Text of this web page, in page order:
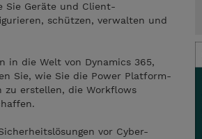
Sie Geräte und Client-
schützen, verwalten und
in die Welt von Dynamics 365,
Sie, wie Sie die Power Platform-
zu erstellen, die Workflows
vor Cyber-